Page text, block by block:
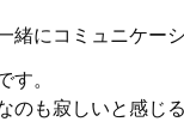
にコミュニケー
す。
も寂しいと感じ